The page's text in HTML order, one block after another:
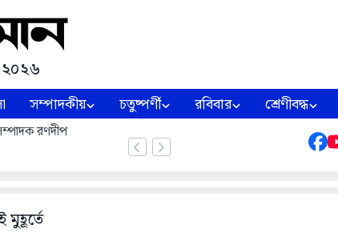
সম্পাদকীয় চতুষ্পর্ণী রবিবার শ্রেণীবদ্ধ
রণদীপ
মুহূর্তে